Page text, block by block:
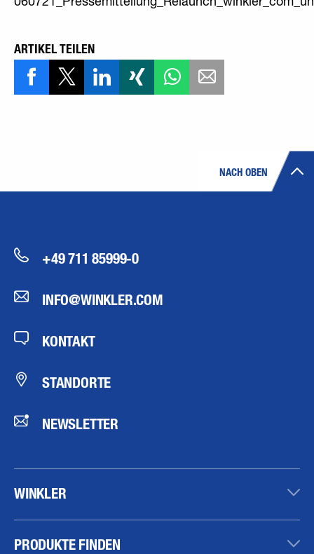
ARTIKEL TEILEN
NACH OBEN
+49 711 85999-0
INFO@WINKLER.COM
KONTAKT
STANDORTE
NEWSLETTER
WINKLER
PRODUKTE FINDEN